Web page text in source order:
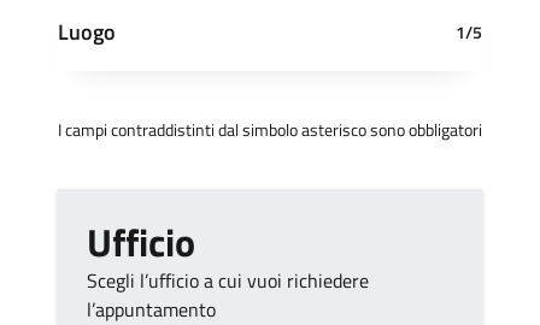
Luogo 1/5
I campi contraddistinti dal simbolo asterisco sono obbligatori
Ufficio
Scegli l’ufficio a cui vuoi richiedere
l’appuntamento